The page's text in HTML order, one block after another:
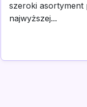
szeroki asortyment
najwyższej...